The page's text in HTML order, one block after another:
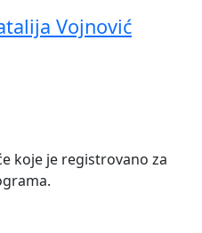
Vojnović
koje je registrovano za